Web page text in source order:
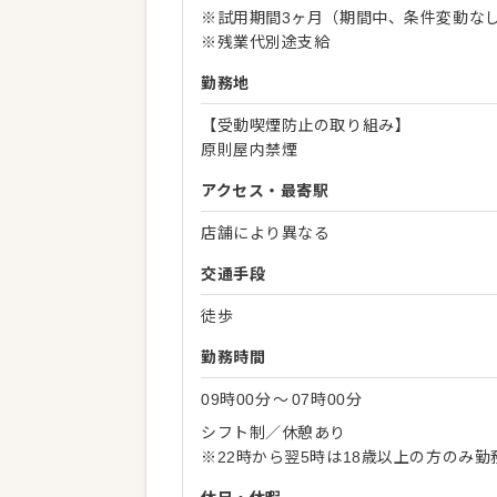
※試用期間3ヶ月（期間中、条件変動なし
※残業代別途支給
勤務地
【受動喫煙防止の取り組み】
原則屋内禁煙
アクセス・最寄駅
店舗により異なる
交通手段
徒歩
勤務時間
09時00分〜07時00分
シフト制／休憩あり
※22時から翌5時は18歳以上の方のみ勤